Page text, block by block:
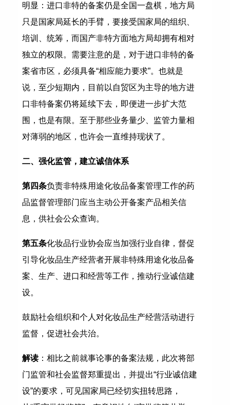
明显：进口非特的备案仍是全国一盘棋，地方局
只是国家局延长的手臂，要接受国家局的组织、
培训、统筹，而国产非特方面地方局却拥有相对
独立的权限。需要注意的是，对于进口非特的备
案省市区，必须具备“相应能力要求”。也就是
说，至少短期内，目前以自贸区为主导的地方进
口非特备案仍将延续下去，即便进一步扩大范
围，也是有限。至于那些业务量少、监管力量相
对薄弱的地区，也许会一直维持现状了。
二、强化监管，建立诚信体系
第四条负责非特殊用途化妆品备案管理工作的药
品监督管理部门应当主动公开备案产品相关信
息，供社会公众查询。
第五条化妆品行业协会应当加强行业自律，督促
引导化妆品生产经营者开展非特殊用途化妆品备
案、生产、进口和经营等工作，推动行业诚信建
设。
鼓励社会组织和个人对化妆品生产经营活动进行
监督，促进社会共治。
解读 ：相比之前就事论事的备案法规，此次将部
门监管和社会监督郑重提出，并提出“行业诚信建
设”的要求，可见国家局已经切实扭转思路，